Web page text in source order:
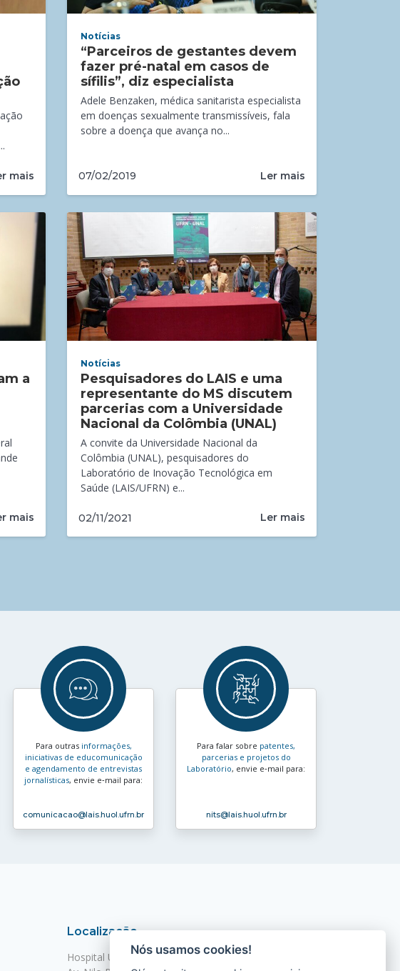
mais
Notícias
“Parceiros de gestantes devem
fazer pré-natal em casos de
sífilis”, diz especialista
Adele Benzaken, médica sanitarista especialista
em doenças sexualmente transmissíveis, fala
sobre a doença que avança no...
07/02/2019 Ler mais
a
mais
Notícias
Pesquisadores do LAIS e uma
representante do MS discutem
parcerias com a Universidade
Nacional da Colômbia (UNAL)
A convite da Universidade Nacional da
Colômbia (UNAL), pesquisadores do
Laboratório de Inovação Tecnológica em
Saúde (LAIS/UFRN) e...
02/11/2021 Ler mais
Para outras informações,
iniciativas de educomunicação
e agendamento de entrevistas
jornalísticas, envie e‑mail para:
comunicacao@lais.huol.ufrn.br
Para falar sobre patentes,
parcerias e projetos do
Laboratório, envie e‑mail para:
nits@lais.huol.ufrn.br
Localização
Hospital Universitário Onofre Lopes - HUOL
Nós usamos cookies!